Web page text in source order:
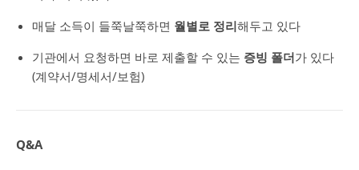
매달 소득이 들쭉날쭉하면 월별로 정리해두고 있다
기관에서 요청하면 바로 제출할 수 있는 증빙 폴더가 있다
(계약서/명세서/보험)
Q&A